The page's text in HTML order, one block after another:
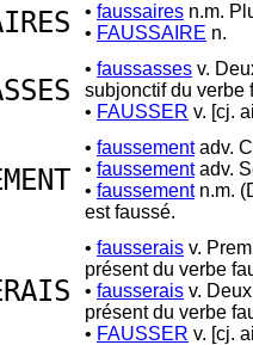
• faussaires n.m.
• FAUSSAIRE n.
• faussasses v.
subjonctif du verbe
• FAUSSER v. [cj.
• faussementadv.
• faussementadv.
• faussementn.m.
est faussé.
• fausserais v.
présent du verbe
• fausserais v.
présent du verbe
• FAUSSER v. [cj.